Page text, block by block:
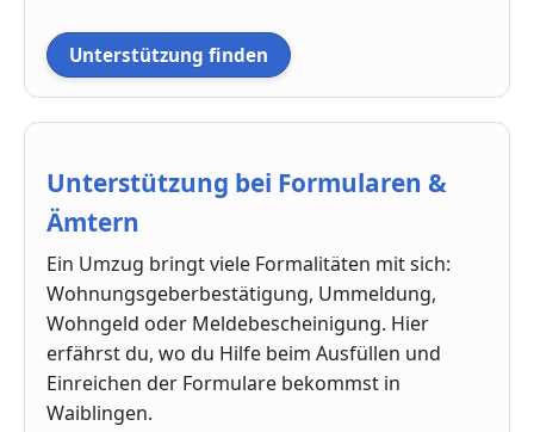
Unterstützung finden
Unterstützung bei Formularen &
Ämtern
Ein Umzug bringt viele Formalitäten mit sich:
Wohnungsgeberbestätigung, Ummeldung,
Wohngeld oder Meldebescheinigung. Hier
erfährst du, wo du Hilfe beim Ausfüllen und
Einreichen der Formulare bekommst in
Waiblingen.